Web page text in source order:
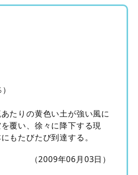
たりの黄色い土が強い風に
覆い、徐々に降下する現
もたびたび到達する。
（2009年06月03日）